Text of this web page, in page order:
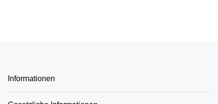
Informationen